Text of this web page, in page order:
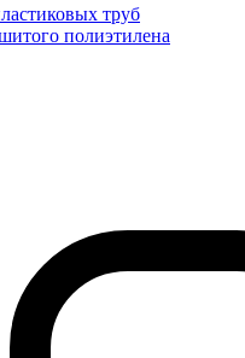
труб
полиэтилена